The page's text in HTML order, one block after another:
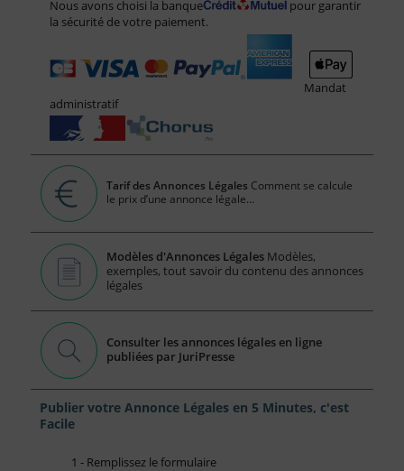
Nous avons choisi la banque
pour garantir
la sécurité de votre paiement.
Mandat
administratif
Tarif des Annonces Légales Comment se calcule
le prix d’une annonce légale...
Modèles d'Annonces Légales Modèles,
exemples, tout savoir du contenu des annonces
légales
Consulter les annonces légales en ligne
publiées par JuriPresse
Publier votre Annonce Légales en 5 Minutes, c'est
Facile
1 - Remplissez le formulaire